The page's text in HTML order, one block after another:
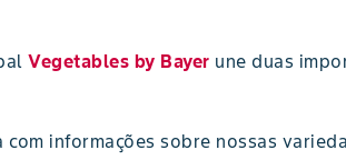
Vegetables by Bayer une duas
informações sobre nossas